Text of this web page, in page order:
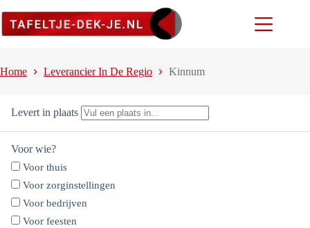
naar
Home Leverancier In De Regio Kinnum
Levert in plaats
Voor wie?
Voor thuis
Voor zorginstellingen
Voor bedrijven
Voor feesten